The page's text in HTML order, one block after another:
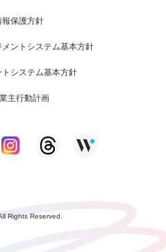
報保護方針
ントシステム基本方針
システム基本方針
主行動計画
Rights Reserved.